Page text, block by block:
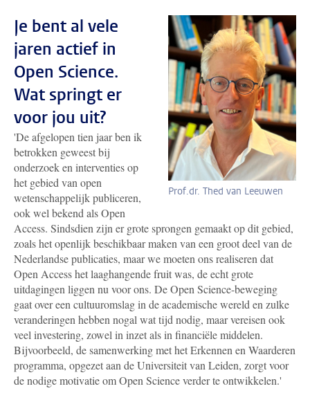
Prof.dr. Thed van Leeuwen
Je bent al vele
jaren actief in
Open Science.
Wat springt er
voor jou uit?
'De afgelopen tien jaar ben ik
betrokken geweest bij
onderzoek en interventies op
het gebied van open
wetenschappelijk publiceren,
ook wel bekend als Open
Access. Sindsdien zijn er grote sprongen gemaakt op dit gebied,
zoals het openlijk beschikbaar maken van een groot deel van de
Nederlandse publicaties, maar we moeten ons realiseren dat
Open Access het laaghangende fruit was, de echt grote
uitdagingen liggen nu voor ons. De Open Science-beweging
gaat over een cultuuromslag in de academische wereld en zulke
veranderingen hebben nogal wat tijd nodig, maar vereisen ook
veel investering, zowel in inzet als in financiële middelen.
Bijvoorbeeld, de samenwerking met het Erkennen en Waarderen
programma, opgezet aan de Universiteit van Leiden, zorgt voor
de nodige motivatie om Open Science verder te ontwikkelen.'